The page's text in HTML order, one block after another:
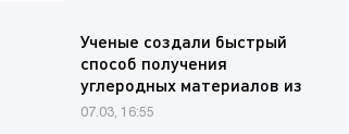
Ученые создали быстрый
способ получения
углеродных материалов из
хлопковых…
07.03, 16:55